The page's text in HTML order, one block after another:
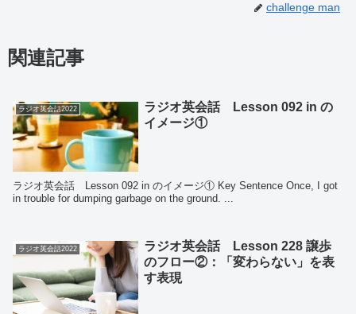
challenge man
関連記事
ラジオ英会話2022
ラジオ英会話 Lesson 092 in の
イメージ①
ラジオ英会話 Lesson 092 in のイメージ① Key Sentence Once, I got
in trouble for dumping garbage on the ground. ...
ラジオ英会話2022
ラジオ英会話 Lesson 228 譲歩
のフロー②：「変わらない」を表
す表現